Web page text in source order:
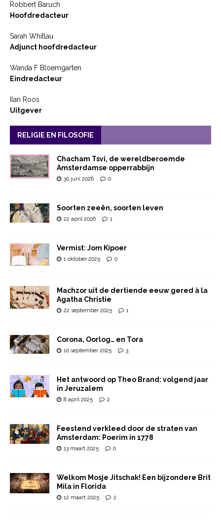
Robbert Baruch
Hoofdredacteur
Sarah Whitlau
Adjunct hoofdredacteur
Wanda F Bloemgarten
Eindredacteur
Ilan Roos
Uitgever
RELIGIE EN FILOSOFIE
Chacham Tsvi, de wereldberoemde
Amsterdamse opperrabbijn
30 juni 2026 0
Soorten zeeën, soorten leven
22 april 2026 1
Vermist: Jom Kipoer
1 oktober 2025 0
Machzor uit de dertiende eeuw gered à la
Agatha Christie
22 september 2025 1
Corona, Oorlog… en Tora
10 september 2025 3
Het antwoord op Theo Brand: volgend jaar
in Jeruzalem
8 april 2025 2
Feestend verkleed door de straten van
Amsterdam: Poerim in 1778
13 maart 2025 0
Welkom Mosje Jitschak! Een bijzondere Brit
Mila in Florida
12 maart 2025 2